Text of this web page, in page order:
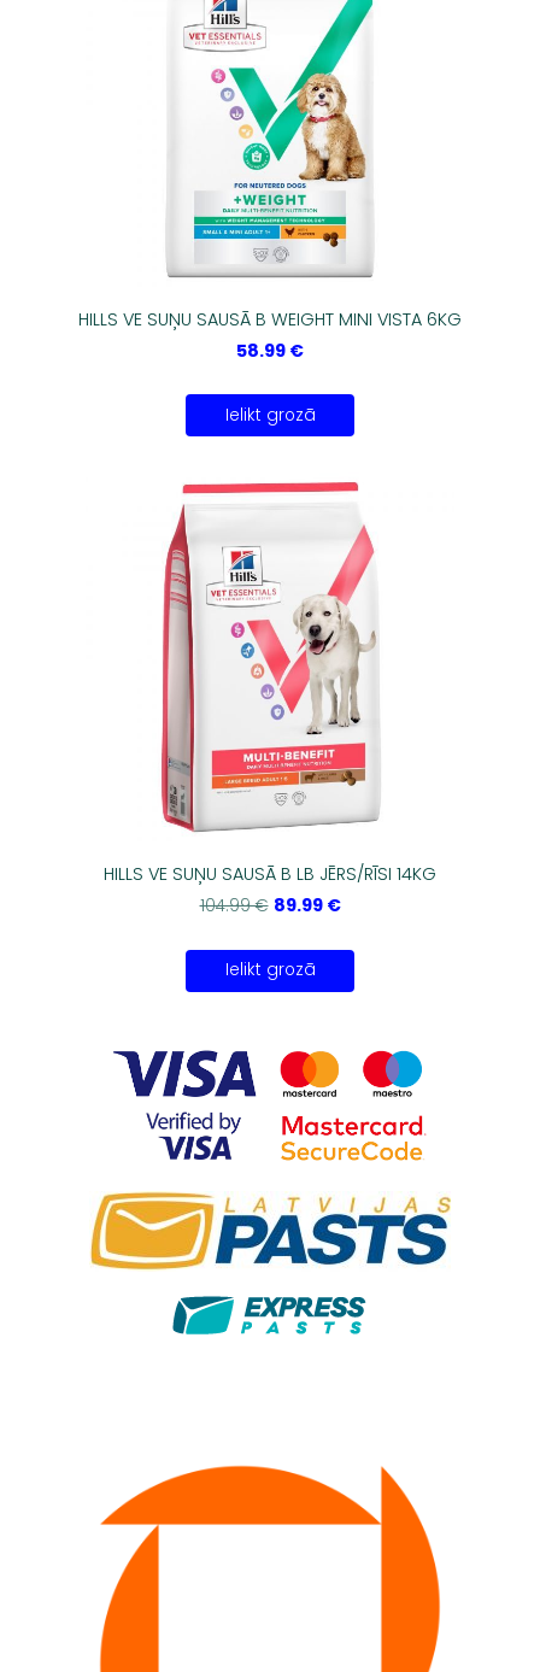
HILLS VE SUŅU SAUSĀ B WEIGHT MINI VISTA 6KG
58.99 €
Ielikt grozā
HILLS VE SUŅU SAUSĀ B LB JĒRS/RĪSI 14KG
104.99 € 89.99 €
Ielikt grozā